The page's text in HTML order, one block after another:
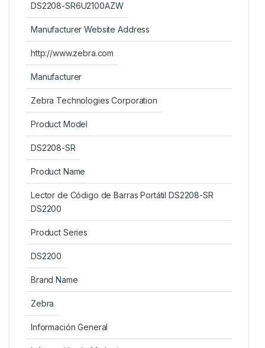
DS2208-SR6U2100AZW
Manufacturer Website Address
http://www.zebra.com
Manufacturer
Zebra Technologies Corporation
Product Model
DS2208-SR
Product Name
Lector de Código de Barras Portátil DS2208-SR
DS2200
Product Series
DS2200
Brand Name
Zebra
Información General